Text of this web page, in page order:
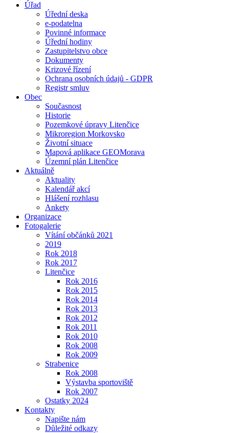
Úřad
Úřední deska
e-podatelna
Povinné informace
Úřední hodiny
Zastupitelstvo obce
Dokumenty
Krizové řízení
Ochrana osobních údajů - GDPR
Registr smluv
Obec
Současnost
Historie
Pozemkové úpravy Litenčice
Mikroregion Morkovsko
Životní situace
Mapová aplikace GEOMorava
Územní plán Litenčice
Aktuálně
Aktuality
Kalendář akcí
Hlášení rozhlasu
Ankety
Organizace
Fotogalerie
Vítání občánků 2021
2019
Rok 2018
Rok 2017
Litenčice
Rok 2016
Rok 2015
Rok 2014
Rok 2013
Rok 2012
Rok 2011
Rok 2010
Rok 2008
Rok 2009
Strabenice
Rok 2008
Výstavba sportoviště
Rok 2007
Ostatky 2024
Kontakty
Napište nám
Důležité odkazy